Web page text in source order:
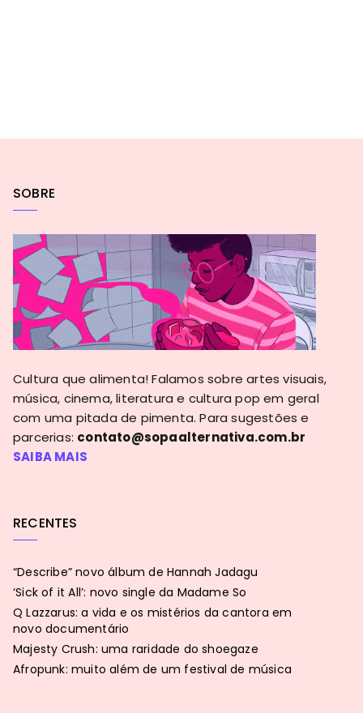
SOBRE
Cultura que alimenta! Falamos sobre artes visuais,
música, cinema, literatura e cultura pop em geral
com uma pitada de pimenta. Para sugestões e
parcerias: contato@sopaalternativa.com.br
SAIBA MAIS
RECENTES
“Describe” novo álbum de Hannah Jadagu
‘Sick of it All’: novo single da Madame So
Q Lazzarus: a vida e os mistérios da cantora em
novo documentário
Majesty Crush: uma raridade do shoegaze
Afropunk: muito além de um festival de música